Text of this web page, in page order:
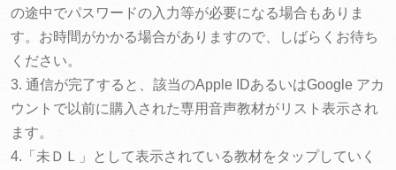
の途中でパスワードの入力等が必要になる場合もありま
す。お時間がかかる場合がありますので、しばらくお待ち
ください。
3. 通信が完了すると、該当のApple IDあるいはGoogle アカ
ウントで以前に購入された専用音声教材がリスト表示され
ます。
4.「未ＤＬ」として表示されている教材をタップしていく